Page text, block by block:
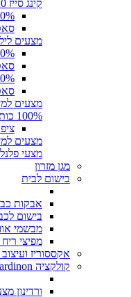
קינג סייז 200/220
100%
מצעים
100% כותנה
100% כותנה
מצעים
100% כותנה
ציפות
מצעים
מצעי פלנל
מגן מזרון
בישום לבית
אבקות
בישום
מבשמי
מפיצי
אקססוריז
קולקציה Vardinon - ורדינון
ורדינון